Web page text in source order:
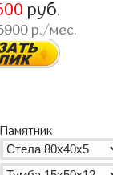
руб.
р./мес.
Памятник